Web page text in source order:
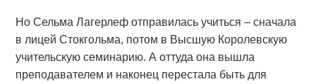
Но Сельма Лагерлеф отправилась учиться – сначала
в лицей Стокгольма, потом в Высшую Королевскую
учительскую семинарию. А оттуда она вышла
преподавателем и наконец перестала быть для